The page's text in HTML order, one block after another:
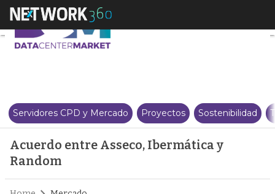
Acuerdo entre Asseco,
Servidores CPD y Mercado Proyectos Sostenibilidad
Acuerdo entre Asseco, Ibermática y
Random